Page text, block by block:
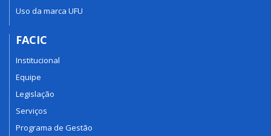
Uso da marca UFU
FACIC
Institucional
Equipe
Legislação
Serviços
Programa de Gestão